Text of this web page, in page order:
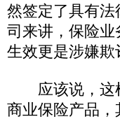
然签定了具有
司来讲，保险
生效更是涉嫌欺
应该说，这样
商业保险产品